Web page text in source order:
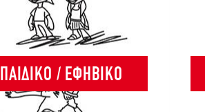
ΠΑΙΔΙΚΟ / ΕΦΗΒΙΚΟ